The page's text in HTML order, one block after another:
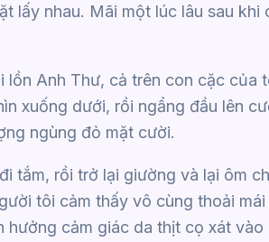
lấy nhau. Mãi một lúc lâu sau
lồn Anh Thư, cả trên con cặc của
xuống dưới, rồi ngẩng đầu lên
ngùng đỏ mặt cười.
tắm, rồi trở lại giường và lại ôm
tôi cảm thấy vô cùng thoải
hưởng cảm giác da thịt cọ xát